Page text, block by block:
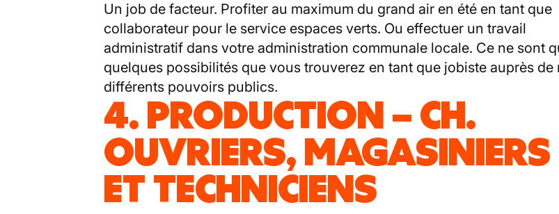
Un job de facteur. Profiter au maximum du grand air en été en tant que
collaborateur pour le service espaces verts. Ou effectuer un travail
administratif dans votre administration communale locale. Ce ne sont
quelques possibilités que vous trouverez en tant que jobiste auprès de
différents pouvoirs publics.
4. PRODUCTION – CH.
OUVRIERS, MAGASINIERS
ET TECHNICIENS